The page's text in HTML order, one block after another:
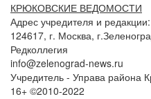
КРЮКОВСКИЕ ВЕДОМОСТИ
Адрес учредителя и редакции:
124617, г. Москва,
Редколлегия
info@zelenograd-news.ru
Учредитель - Управа района
16+ ©2010-2022